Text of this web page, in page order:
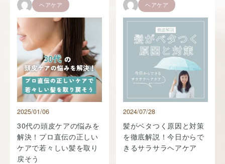
ヘアケア
2025/01/06
30代の頭皮ケアの悩みを
解決！プロ直伝の正しい
ケアで若々しい髪を取り
戻そう
ヘアケア
2024/07/28
髪がベタつく原因と対策
を徹底解説！今日からで
きるサラサラヘアケア